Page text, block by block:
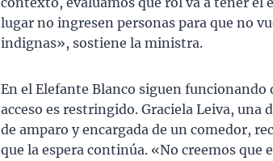
lugar no ingresen personas para que no
indignas», sostiene la ministra.
En el Elefante Blanco siguen
acceso es restringido. Graciela Leiva, una
de amparo y encargada de un comedor,
que la espera continúa. «No creemos